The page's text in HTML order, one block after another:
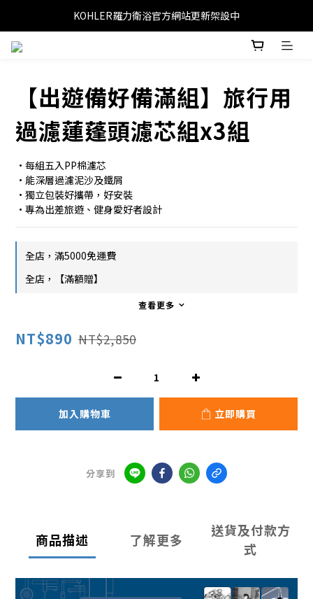
KOHLER羅力衛浴官方網站更新架設中
【出遊備好備滿組】旅行用
過濾蓮蓬頭濾芯組x3組
•每組五入PP棉濾芯
•能深層過濾泥沙及鐵屑
•獨立包裝好攜帶，好安裝
•專為出差旅遊、健身愛好者設計
全店，滿5000免運費
全店，【滿額贈】
查看更多
NT$890 NT$2,850
加入購物車 立即購買
分享到
商品描述 了解更多
送貨及付款方
式